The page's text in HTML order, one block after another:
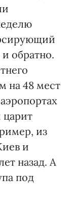
обратно.
на 48 мест
царит
из
и
назад. А
под